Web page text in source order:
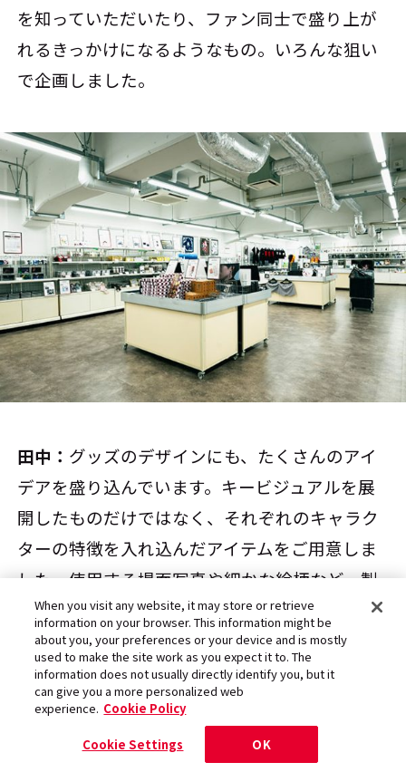
を知っていただいたり、ファン同士で盛り上が
れるきっかけになるようなもの。いろんな狙い
で企画しました。
田中： グッズのデザインにも、たくさんのアイ
デアを盛り込んでいます。キービジュアルを展
開したものだけではなく、それぞれのキャラク
ターの特徴を入れ込んだアイテムをご用意しま
した。使用する場面写真や細かな絵柄など、製
作委員会の皆さんから熱心にアドバイスをいた
だきつつ、デザイナー陣も負けない熱意で応え
ながら制作しています。
When you visit any website, it may store or retrieve
information on your browser. This information might be
about you, your preferences or your device and is mostly
used to make the site work as you expect it to. The
information does not usually directly identify you, but it
can give you a more personalized web
experience. Cookie Policy
Cookie Settings OK